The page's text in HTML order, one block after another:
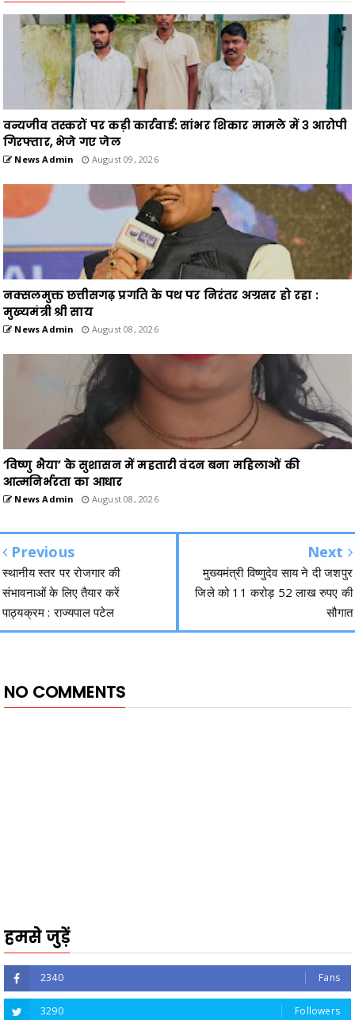
वन्यजीव तस्करों पर कड़ी कार्रवाई: सांभर शिकार मामले में 3 आरोपी
गिरफ्तार, भेजे गए जेल
News Admin August 09, 2026
नक्सलमुक्त छत्तीसगढ़ प्रगति के पथ पर निरंतर अग्रसर हो रहा :
मुख्यमंत्री श्री साय
News Admin August 08, 2026
‘विष्णु भैया’ के सुशासन में महतारी वंदन बना महिलाओं की
आत्मनिर्भरता का आधार
News Admin August 08, 2026
Previous
स्थानीय स्तर पर रोजगार की
संभावनाओं के लिए तैयार करें
पाठ्यक्रम : राज्यपाल पटेल
Next
मुख्यमंत्री विष्णुदेव साय ने दी जशपुर
जिले को 11 करोड़ 52 लाख रुपए की
सौगात
NO COMMENTS
हमसे जुड़ें
2340 Fans
3290 Followers